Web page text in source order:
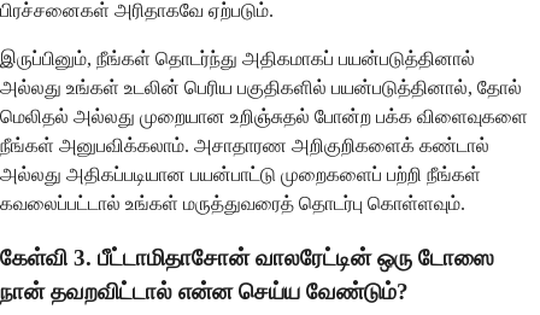
பிரச்சனைகள் அரிதாகவே ஏற்படும்.
இருப்பினும், நீங்கள் தொடர்ந்து அதிகமாகப் பயன்படுத்தினால்
அல்லது உங்கள் உடலின் பெரிய பகுதிகளில் பயன்படுத்தினால், தோல்
மெலிதல் அல்லது முறையான உறிஞ்சுதல் போன்ற பக்க விளைவுகளை
நீங்கள் அனுபவிக்கலாம். அசாதாரண அறிகுறிகளைக் கண்டால்
அல்லது அதிகப்படியான பயன்பாட்டு முறைகளைப் பற்றி நீங்கள்
கவலைப்பட்டால் உங்கள் மருத்துவரைத் தொடர்பு கொள்ளவும்.
கேள்வி 3. பீட்டாமிதாசோன் வாலரேட்டின் ஒரு டோஸை
நான் தவறவிட்டால் என்ன செய்ய வேண்டும்?